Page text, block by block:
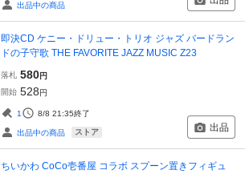
出品中の商品
即決CD ケニー・ドリュー・トリオ ジャズ バードラン
ドの子守歌 THE FAVORITE JAZZ MUSIC Z23
落札 580円
開始 528円
1 8/8 21:35終了
出品中の商品 ストア 出品
ちいかわ CoCo壱番屋 コラボ スプーン置きフィギュ